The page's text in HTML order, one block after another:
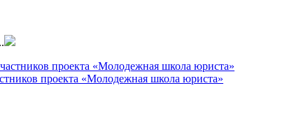
проекта «Молодежная школа юриста»